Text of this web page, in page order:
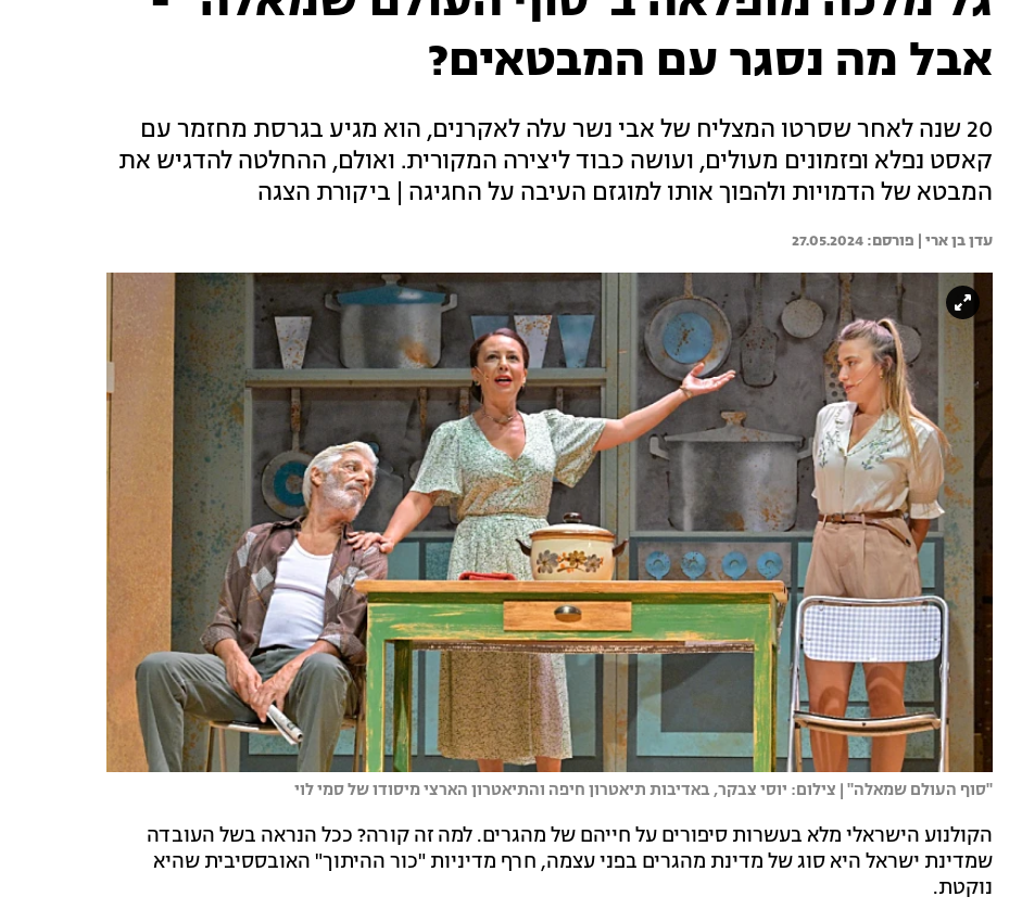
אבל מה נסגר עם המבטאים?
20 שנה לאחר שסרטו המצליח של אבי נשר עלה לאקרנים, הוא מגיע בגרסת מחזמר עם
קאסט נפלא ופזמונים מעולים, ועושה כבוד ליצירה המקורית. ואולם, ההחלטה להדגיש את
המבטא של הדמויות ולהפוך אותו למוגזם העיבה על החגיגה | ביקורת הצגה
עדן בן ארי | 27.05.2024
"סוף העולם שמאלה" | צילום: יוסי צבקר, באדיבות תיאטרון חיפה והתיאטרון הארצי מיסודו של סמי לוי
הקולנוע הישראלי מלא בעשרות סיפורים על חייהם של מהגרים. למה זה קורה? ככל הנראה בשל העובדה
שמדינת ישראל היא סוג של מדינת מהגרים בפני עצמה, חרף מדיניות "כור ההיתוך" האובססיבית שהיא
נוקטת.